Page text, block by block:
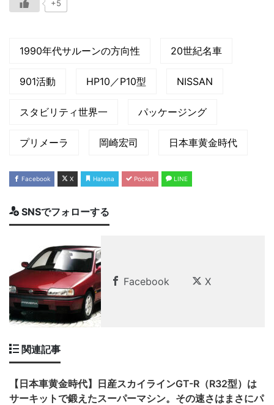
+5
1990年代サルーンの方向性 20世紀名車
901活動 HP10／P10型 NISSAN
スタビリティ世界一 パッケージング
プリメーラ 岡崎宏司 日本車黄金時代
Facebook X Hatena Pocket LINE
SNSでフォローする
Facebook X
関連記事
【日本車黄金時代】日産スカイラインGT-R（R32型）は
サーキットで鍛えたスーパーマシン。その速さはまさにパ